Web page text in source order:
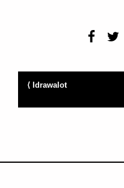
⟨ Idrawalot